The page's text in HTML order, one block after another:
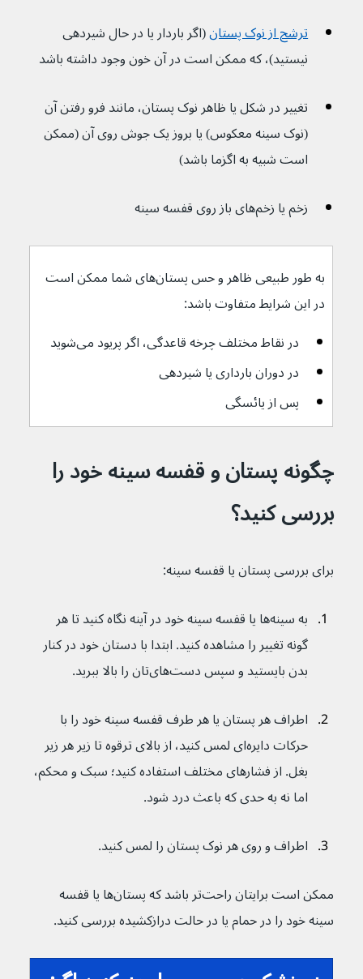
ترشح از نوک پستان (اگر باردار یا در حال شیردهی
نیستید)، که ممکن است در آن خون وجود داشته باشد
تغییر در شکل یا ظاهر نوک پستان، مانند فرو رفتن آن
(نوک سینه معکوس) یا بروز یک جوش روی آن (ممکن
است شبیه به اگزما باشد)
زخم یا زخم‌های باز روی قفسه سینه
به طور طبیعی ظاهر و حس پستان‌های شما ممکن است
در این شرایط متفاوت باشد:
در نقاط مختلف چرخه قاعدگی، اگر پریود می‌شوید
در دوران بارداری یا شیردهی
پس از یائسگی
چگونه پستان و قفسه سینه خود را
بررسی کنید؟
برای بررسی پستان یا قفسه سینه:
به سینه‌ها یا قفسه سینه خود در آینه نگاه کنید تا هر
گونه تغییر را مشاهده کنید. ابتدا با دستان خود در کنار
بدن بایستید و سپس دست‌های‌تان را بالا ببرید.
اطراف هر پستان یا هر طرف قفسه سینه خود را با
حرکات دایره‌ای لمس کنید، از بالای ترقوه تا زیر هر زیر
بغل. از فشارهای مختلف استفاده کنید؛ سبک و محکم،
اما نه به حدی که باعث درد شود.
اطراف و روی هر نوک پستان را لمس کنید.
ممکن است برایتان راحت‌تر باشد که پستان‌ها یا قفسه
سینه خود را در حمام یا در حالت درازکشیده بررسی کنید.